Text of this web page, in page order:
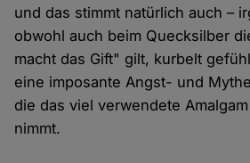
und das stimmt natürlich auch –
obwohl auch beim Quecksilber
macht das Gift" gilt, kurbelt
eine imposante Angst- und
die das viel verwendete
nimmt.